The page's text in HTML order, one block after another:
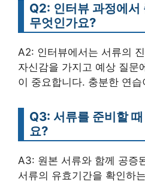
Q2: 인터뷰 과정에서
무엇인가요?
A2: 인터뷰에서는 서류의
자신감을 가지고 예상 질문
이 중요합니다. 충분한 연
Q3: 서류를 준비할
요?
A3: 원본 서류와 함께 공증
서류의 유효기간을 확인하